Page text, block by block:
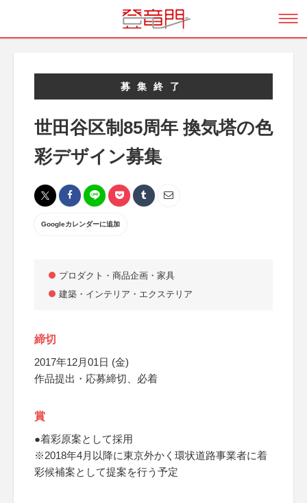
募集終了
世田谷区制85周年 換気塔の色
彩デザイン募集
Googleカレンダーに追加
プロダクト・商品企画・家具
建築・インテリア・エクステリア
締切
2017年12月01日 (金)
作品提出・応募締切、必着
賞
●着彩原案として採用
※2018年4月以降に東京外かく環状道路事業者に着
彩候補案として提案を行う予定